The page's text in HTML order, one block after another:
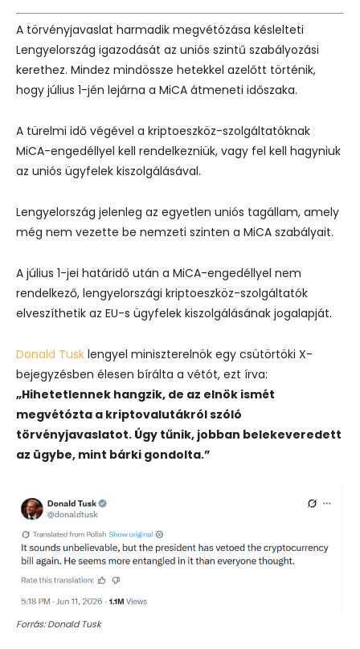
A törvényjavaslat harmadik megvétózása késlelteti
Lengyelország igazodását az uniós szintű szabályozási
kerethez. Mindez mindössze hetekkel azelőtt történik,
hogy július 1-jén lejárna a MiCA átmeneti időszaka.
A türelmi idő végével a kriptoeszköz-szolgáltatóknak
MiCA-engedéllyel kell rendelkezniük, vagy fel kell hagyniuk
az uniós ügyfelek kiszolgálásával.
Lengyelország jelenleg az egyetlen uniós tagállam, amely
még nem vezette be nemzeti szinten a MiCA szabályait.
A július 1-jei határidő után a MiCA-engedéllyel nem
rendelkező, lengyelországi kriptoeszköz-szolgáltatók
elveszíthetik az EU-s ügyfelek kiszolgálásának jogalapját.
Donald Tusk lengyel miniszterelnök egy csütörtöki X-
bejegyzésben élesen bírálta a vétót, ezt írva:
„Hihetetlennek hangzik, de az elnök ismét
megvétózta a kriptovalutákról szóló
törvényjavaslatot. Úgy tűnik, jobban belekeveredett
az ügybe, mint bárki gondolta.”
Forrás: Donald Tusk